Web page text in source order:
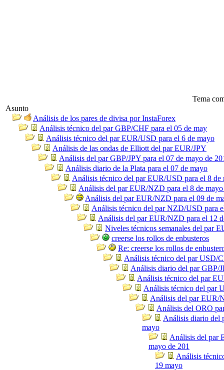
Tema
Asunto
Análisis de los pares de divisa por InstaForex
Análisis técnico del par GBP/CHF para el 05 de may
Análisis técnico del par EUR/USD para el 6 de mayo
Análisis de las ondas de Elliott del par EUR/JPY
Análisis del par GBP/JPY para el 07 de mayo de
Análisis diario de la Plata para el 07 de mayo
Análisis técnico del par EUR/USD para el 8 de
Análisis del par EUR/NZD para el 8 de
Análisis del par EUR/NZD para el 09 de
Análisis técnico del par NZD/USD para
Análisis del par EUR/NZD para el 12
Niveles técnicos semanales del par
creerse los rollos de enbusteros
Re: creerse los rollos de
Análisis técnico del par USD/
Análisis diario del par GBP/
Análisis técnico del par
Análisis técnico del par
Análisis del par EUR/
Análisis del ORO
Análisis diario del
mayo
Análisis del par
mayo de 201
Análisis
19 mayo